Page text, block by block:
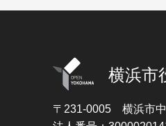
横浜市
〒231-0005 横浜市